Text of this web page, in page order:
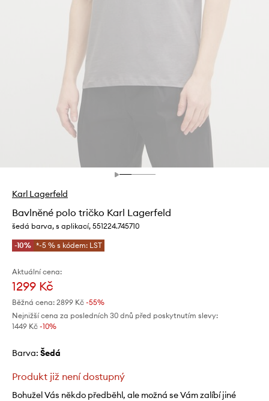
Karl Lagerfeld
Bavlněné polo tričko Karl Lagerfeld
šedá barva, s aplikací, 551224.745710
-10% *-5 % s kódem: LST
Aktuální cena:
1299 Kč
Běžná cena: 2899 Kč -55%
Nejnižší cena za posledních 30 dnů před poskytnutím slevy:
1449 Kč -10%
Barva: šedá
Produkt již není dostupný
Bohužel Vás někdo předběhl, ale možná se Vám zalíbí jiné